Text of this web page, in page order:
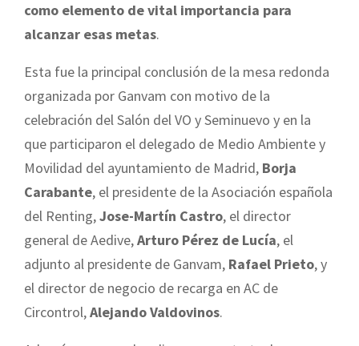
como elemento de vital importancia para
alcanzar esas metas.
Esta fue la principal conclusión de la mesa redonda
organizada por Ganvam con motivo de la
celebración del Salón del VO y Seminuevo y en la
que participaron el delegado de Medio Ambiente y
Movilidad del ayuntamiento de Madrid, Borja
Carabante, el presidente de la Asociación española
del Renting,Jose-Martín Castro, el director
general de Aedive,Arturo Pérez de Lucía, el
adjunto al presidente de Ganvam, Rafael Prieto, y
el director de negocio de recarga en AC de
Circontrol,Alejando Valdovinos.